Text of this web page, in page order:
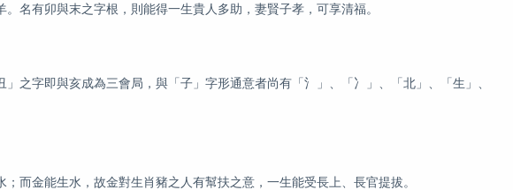
名有卯與末之字根，則能得一生貴人多助，妻賢子孝，可享清福。
之字即與亥成為三會局，與「子」字形通意者尚有「氵」、「冫」、「北」、「生」、
而金能生水，故金對生肖豬之人有幫扶之意，一生能受長上、長官提拔。